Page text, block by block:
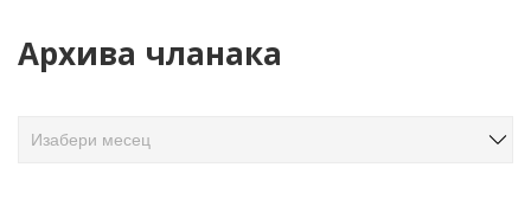
Архива чланака